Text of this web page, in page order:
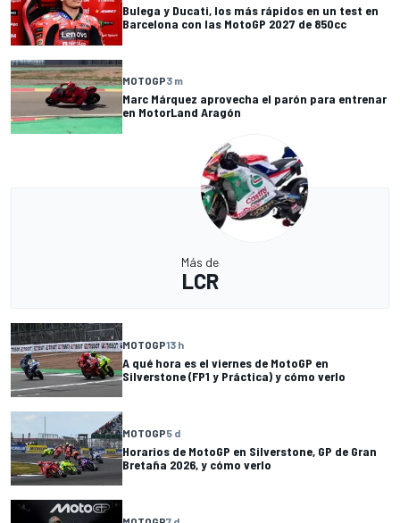
Bulega y Ducati, los más rápidos en un test en
Barcelona con las MotoGP 2027 de 850cc
MOTOGP3 m
Marc Márquez aprovecha el parón para entrenar
en MotorLand Aragón
Más de
LCR
MOTOGP13 h
A qué hora es el viernes de MotoGP en
Silverstone (FP1 y Práctica) y cómo verlo
MOTOGP5 d
Horarios de MotoGP en Silverstone, GP de Gran
Bretaña 2026, y cómo verlo